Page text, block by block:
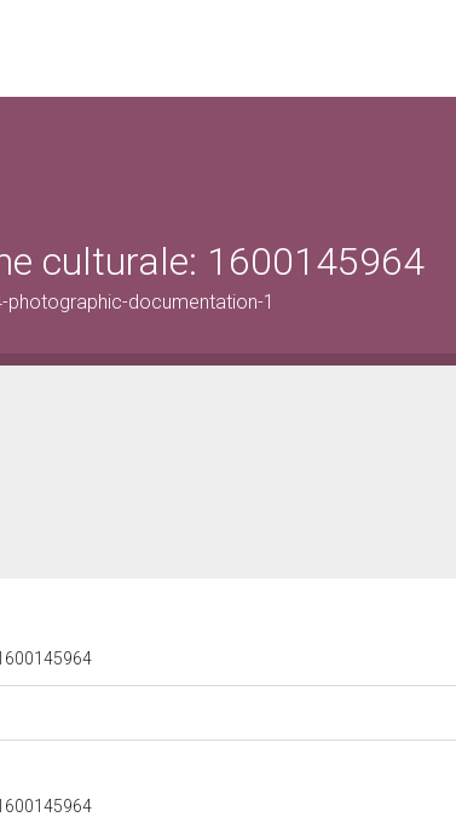
culturale: 1600145964
documentation-1